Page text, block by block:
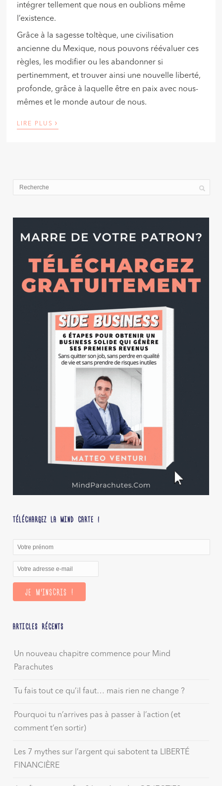
intégrer tellement que nous en oublions même
l’existence.
Grâce à la sagesse toltèque, une civilisation
ancienne du Mexique, nous pouvons réévaluer ces
règles, les modifier ou les abandonner si
pertinemment, et trouver ainsi une nouvelle liberté,
profonde, grâce à laquelle être en paix avec nous-
mêmes et le monde autour de nous.
LIRE PLUS ›
TÉLÉCHARGEZ LA MIND CARTE !
ARTICLES RÉCENTS
Un nouveau chapitre commence pour Mind
Parachutes
Tu fais tout ce qu’il faut… mais rien ne change ?
Pourquoi tu n’arrives pas à passer à l’action (et
comment t’en sortir)
Les 7 mythes sur l’argent qui sabotent ta LIBERTÉ
FINANCIÈRE